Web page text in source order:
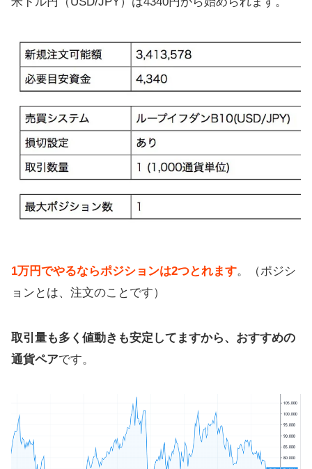
1万円でやるならポジションは2つとれます。（ポジシ
ョンとは、注文のことです）
取引量も多く値動きも安定してますから、おすすめの
通貨ペアです。